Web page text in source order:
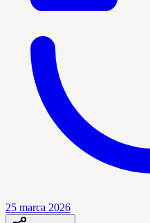
25 marca 2026